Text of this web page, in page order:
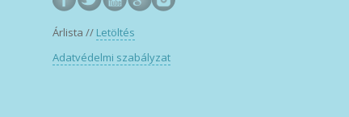
Árlista // Letöltés
Adatvédelmi szabályzat